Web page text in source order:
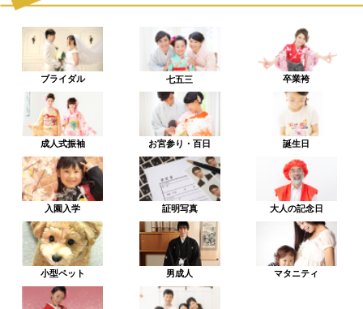
ブライダル 七五三 卒業袴
成人式振袖 お宮参り・百日 誕生日
入園入学 証明写真 大人の記念日
小型ペット 男成人 マタニティ